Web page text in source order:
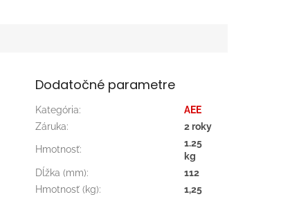
Dodatočné parametre
Kategória:
AEE
Záruka: 2 roky
Hmotnosť:
1.25
kg
Dĺžka (mm):
112
Hmotnosť (kg):
1,25